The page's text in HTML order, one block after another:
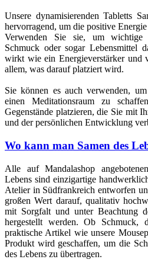
Unsere dynamisierenden Tabletts
hervorragend, um die positive
Verwenden Sie sie, um wichtige
Schmuck oder sogar Lebensmittel
wirkt wie ein Energieverstärker und
allem, was darauf platziert wird.
Sie können es auch verwenden,
einen Meditationsraum zu
Gegenstände platzieren, die Sie mit
und der persönlichen Entwicklung
Wo kann man Samen des
Alle auf Mandalashop
Lebens sind einzigartige
Atelier in Südfrankreich entworfen
großen Wert darauf, qualitativ
mit Sorgfalt und unter Beachtung
hergestellt werden. Ob Schmuck,
praktische Artikel wie unsere
Produkt wird geschaffen, um die
des Lebens zu übertragen.